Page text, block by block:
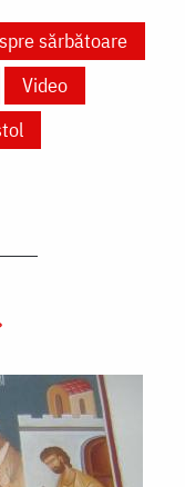
sărbătoare
Video